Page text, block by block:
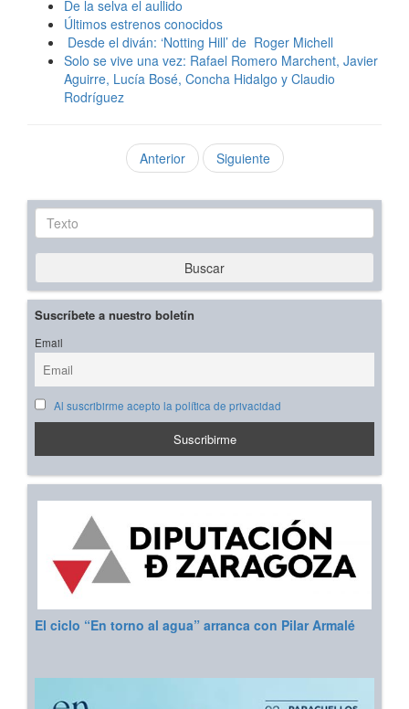
De la selva el aullido
Últimos estrenos conocidos
Desde el diván: ‘Notting Hill’ de Roger Michell
Solo se vive una vez: Rafael Romero Marchent, Javier
Aguirre, Lucía Bosé, Concha Hidalgo y Claudio
Rodríguez
Anterior Siguiente
Texto
Buscar
Suscríbete a nuestro boletín
Email
Al suscribirme acepto la política de privacidad
El ciclo “En torno al agua” arranca con Pilar Armalé